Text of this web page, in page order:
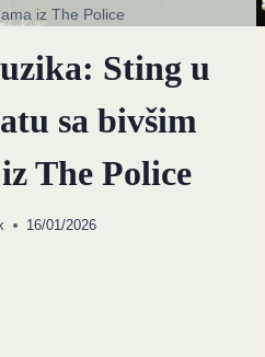
iz The Police
Sting u
sa bivšim
The Police
16/01/2026